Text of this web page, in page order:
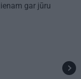
gar jūru